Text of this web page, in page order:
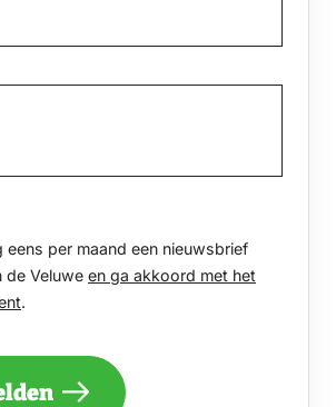
eens per maand een nieuwsbrief
de Veluwe en ga akkoord met het
.